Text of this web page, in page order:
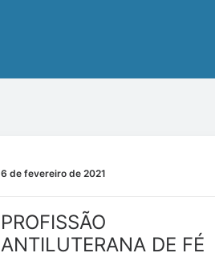
6 de fevereiro de 2021
PROFISSÃO
ANTILUTERANA DE FÉ